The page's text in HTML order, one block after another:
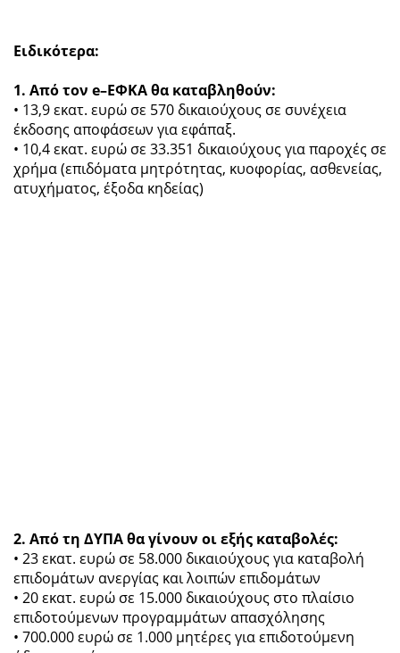
Ειδικότερα:
1. Από τον e–ΕΦΚΑ θα καταβληθούν:
• 13,9 εκατ. ευρώ σε 570 δικαιούχους σε συνέχεια
έκδοσης αποφάσεων για εφάπαξ.
• 10,4 εκατ. ευρώ σε 33.351 δικαιούχους για παροχές σε
χρήμα (επιδόματα μητρότητας, κυοφορίας, ασθενείας,
ατυχήματος, έξοδα κηδείας)
2. Από τη ΔΥΠΑ θα γίνουν οι εξής καταβολές:
• 23 εκατ. ευρώ σε 58.000 δικαιούχους για καταβολή
επιδομάτων ανεργίας και λοιπών επιδομάτων
• 20 εκατ. ευρώ σε 15.000 δικαιούχους στο πλαίσιο
επιδοτούμενων προγραμμάτων απασχόλησης
• 700.000 ευρώ σε 1.000 μητέρες για επιδοτούμενη